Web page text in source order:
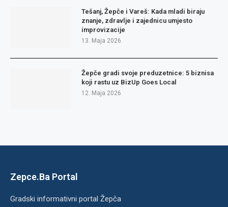
Tešanj, Žepče i Vareš: Kada mladi biraju
znanje, zdravlje i zajednicu umjesto
improvizacije
13. Maja 2026.
Žepče gradi svoje preduzetnice: 5 biznisa
koji rastu uz BizUp Goes Local
12. Maja 2026.
Zepce.Ba Portal
Gradski informativni portal Žepča